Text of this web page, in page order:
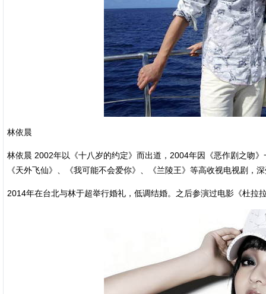
林依晨
林依晨 2002年以《十八岁的约定》而出道，2004年因《恶作剧之吻
《天外飞仙》、《我可能不会爱你》、《兰陵王》等高收视电视剧，
2014年在台北与林于超举行婚礼，低调结婚。之后参演过电影《杜拉